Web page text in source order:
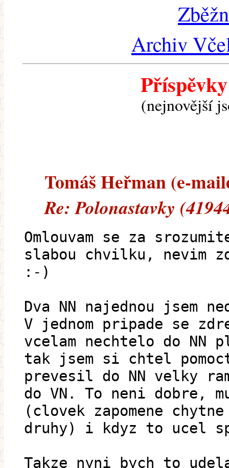
Archiv
(nejnovější
Tomáš Heřman (e-
Re: Polonastavky
Omlouvam se za
slabou chvilku, nevim
:-)
Dva NN najednou jsem
V jednom pripade se
vcelam nechtelo do NN
tak jsem si chtel
prevesil do NN velky
do VN. To neni dobre,
(clovek zapomene
druhy) i kdyz to ucel
Takze nyni bych to